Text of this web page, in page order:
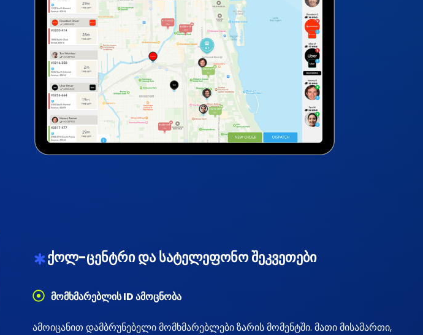
ქოლ-ცენტრი და სატელეფონო შეკვეთები
მომხმარებლის ID ამოცნობა
ამოიცანით დამბრუნებელი მომხმარებლები ზარის მომენტში. მათი მისამართი,